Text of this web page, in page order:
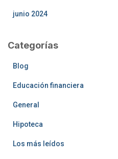
junio 2024
Categorías
Blog
Educación financiera
General
Hipoteca
Los más leídos